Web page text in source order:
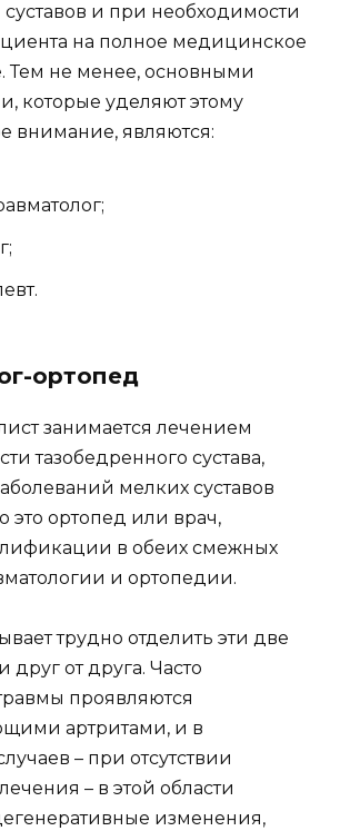
и при необходимости
на полное медицинское
Тем не менее, основными
которые уделяют этому
внимание, являются:
ортопед
занимается лечением
тазобедренного сустава,
мелких суставов
это ортопед или врач,
в обеих смежных
и ортопедии.
трудно отделить эти две
друг от друга. Часто
проявляются
артритами, и в
– при отсутствии
– в этой области
изменения,